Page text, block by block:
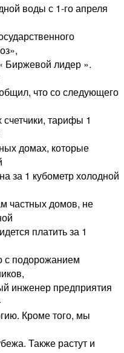
воды с 1-го апреля
Биржевой лидер ».
что со следующего
тарифы 1
домах, которые
за 1 кубометр холодной
частных домов, не
платить за 1
с подорожанием
инженер предприятия
Кроме того, мы
Также растут и